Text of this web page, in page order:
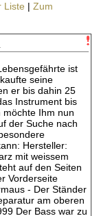
Liste | Zum
ist
seine
er bis dahin 25
Instrument bis
möchte Ihm nun
der Suche nach
Hersteller:
mit weissem
auf den Seiten
Vorderseite
- Der Ständer
am oberen
Der Bass war zu